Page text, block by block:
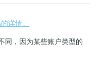
详情。
同，因为某些账户类型的